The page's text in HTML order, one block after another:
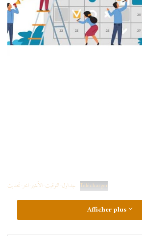
جداول-التوقيت-الأخير-اخر-تحديث Télécharger
Afficher plus